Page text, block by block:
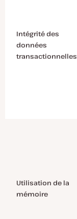
Intégrité des
données
transactionnelles
Utilisation de la
mémoire